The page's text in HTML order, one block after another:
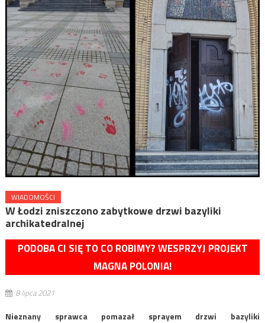
WIADOMOŚCI
W Łodzi zniszczono zabytkowe drzwi bazyliki
archikatedralnej
PODOBA CI SIĘ TO CO ROBIMY? WESPRZYJ PROJEKT
MAGNA POLONIA!
8 lipca 2021
Nieznany sprawca pomazał sprayem drzwi bazyliki